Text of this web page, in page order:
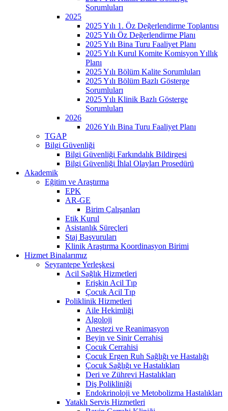
Sorumluları
2025
2025 Yılı 1. Öz Değerlendirme Toplantısı
2025 Yılı Öz Değerlendirme Planı
2025 Yılı Bina Turu Faaliyet Planı
2025 Yılı Kurul Komite Komisyon Yıllık
Planı
2025 Yılı Bölüm Kalite Sorumluları
2025 Yılı Bölüm Bazlı Gösterge
Sorumluları
2025 Yılı Klinik Bazlı Gösterge
Sorumluları
2026
2026 Yılı Bina Turu Faaliyet Planı
TGAP
Bilgi Güvenliği
Bilgi Güvenliği Farkındalık Bildirgesi
Bilgi Güvenliği İhlal Olayları Prosedürü
Akademik
Eğitim ve Araştırma
EPK
AR-GE
Birim Çalışanları
Etik Kurul
Asistanlık Süreçleri
Staj Başvuruları
Klinik Araştırma Koordinasyon Birimi
Hizmet Binalarımız
Seyrantepe Yerleşkesi
Acil Sağlık Hizmetleri
Erişkin Acil Tıp
Çocuk Acil Tıp
Poliklinik Hizmetleri
Aile Hekimliği
Algoloji
Anestezi ve Reanimasyon
Beyin ve Sinir Cerrahisi
Çocuk Cerrahisi
Çocuk Ergen Ruh Sağlığı ve Hastalığı
Çocuk Sağlığı ve Hastalıkları
Deri ve Zührevi Hastalıkları
Diş Polikliniği
Endokrinoloji ve Metobolizma Hastalıkları
Yataklı Servis Hizmetleri